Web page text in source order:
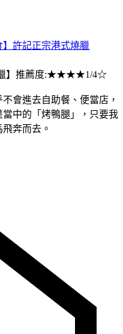
】許記正宗港式燒臘
臘】推薦度:★★★★1/4☆
會進去自助餐、便當店，
中的「烤鴨腿」，只要我
奔而去。